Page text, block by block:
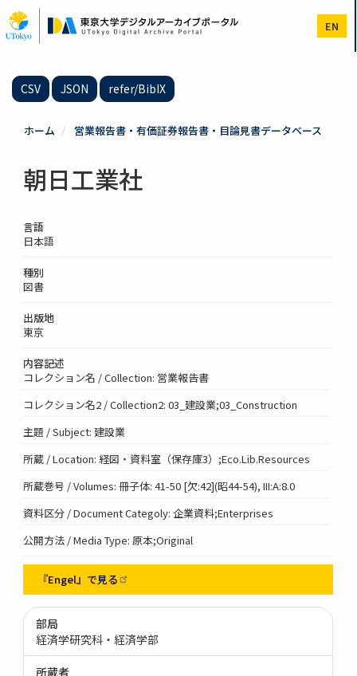
イ
ン
EN
CSV JSON refer/BibIX
ホーム 営業報告書・有価証券報告書・目論見書データベース
朝日工業社
言語
日本語
種別
図書
出版地
東京
内容記述
コレクション名 / Collection: 営業報告書
コレクション名2 / Collection2: 03_建設業;03_Construction
主題 / Subject: 建設業
所蔵 / Location: 経図・資料室（保存庫3）;Eco.Lib.Resources
所蔵巻号 / Volumes: 冊子体: 41-50 [欠:42](昭44-54), III:A:8.0
資料区分 / Document Categoly: 企業資料;Enterprises
公開方法 / Media Type: 原本;Original
『Engel』で見る
部局
経済学研究科・経済学部
所蔵者